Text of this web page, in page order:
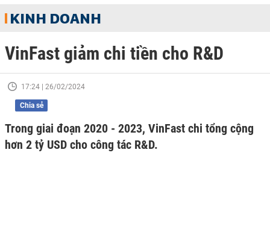
KINH DOANH
VinFast giảm chi tiền cho R&D
17:24 | 26/02/2024
Chia sẻ
Trong giai đoạn 2020 - 2023, VinFast chi tổng cộng
hơn 2 tỷ USD cho công tác R&D.